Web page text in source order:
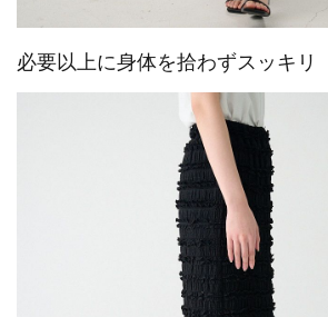
必要以上に身体を拾わずスッキリ